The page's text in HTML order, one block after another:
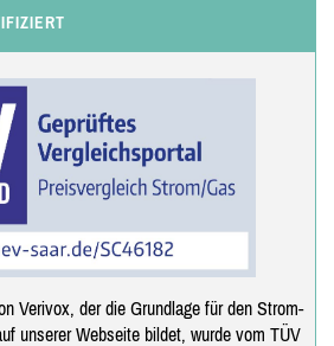
Verivox, der die Grundlage für den Strom-
unserer Webseite bildet, wurde vom TÜV